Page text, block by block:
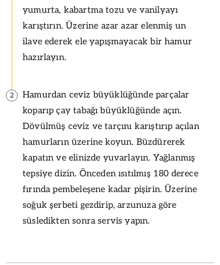
yumurta, kabartma tozu ve vanilyayı
karıştırın. Üzerine azar azar elenmiş un
ilave ederek ele yapışmayacak bir hamur
hazırlayın.
2
Hamurdan ceviz büyüklüğünde parçalar
koparıp çay tabağı büyüklüğünde açın.
Dövülmüş ceviz ve tarçını karıştırıp açılan
hamurların üzerine koyun. Büzdürerek
kapatın ve elinizde yuvarlayın. Yağlanmış
tepsiye dizin. Önceden ısıtılmış 180 derece
fırında pembeleşene kadar pişirin. Üzerine
soğuk şerbeti gezdirip, arzunuza göre
süsledikten sonra servis yapın.